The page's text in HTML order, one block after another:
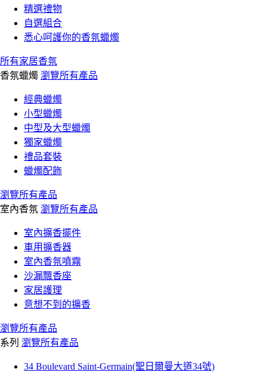
精選禮物
自選組合
悉心呵護你的香氛蠟燭
所有家居香氛
香氛蠟燭 瀏覽所有產品
經典蠟燭
小型蠟燭
中型及大型蠟燭
獨家蠟燭
禮品套裝
蠟燭配飾
瀏覽所有產品
室內香氛 瀏覽所有產品
室內擴香擺件
車用擴香器
室內香氛噴霧
沙漏飄香座
家居護理
意想不到的擴香
瀏覽所有產品
系列 瀏覽所有產品
34 Boulevard Saint-Germain(聖日爾曼大道34號)